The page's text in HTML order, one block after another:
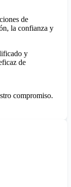
de
la confianza y
y
de
compromiso.